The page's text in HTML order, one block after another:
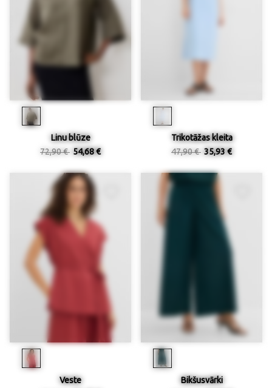
Linu blūze
72,90 € 54,68 €
Trikotāžas kleita
47,90 € 35,93 €
Veste Bikšusvārki